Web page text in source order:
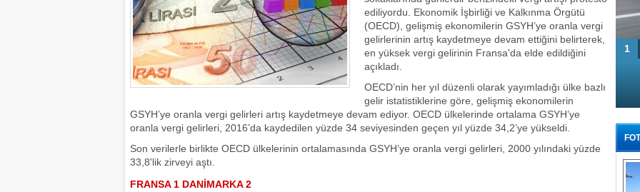
ediliyordu. Ekonomik İşbirliği ve Kalkınma Örgütü
(OECD), gelişmiş ekonomilerin GSYH’ye oranla vergi
gelirlerinin artış kaydetmeye devam ettiğini belirterek,
en yüksek vergi gelirinin Fransa'da elde edildiğini
açıkladı.
OECD’nin her yıl düzenli olarak yayımladığı ülke bazlı
gelir istatistiklerine göre, gelişmiş ekonomilerin
GSYH’ye oranla vergi gelirleri artış kaydetmeye devam ediyor. OECD ülkelerinde ortalama GSYH’ye
oranla vergi gelirleri, 2016’da kaydedilen yüzde 34 seviyesinden geçen yıl yüzde 34,2’ye yükseldi.
Son verilerle birlikte OECD ülkelerinin ortalamasında GSYH’ye oranla vergi gelirleri, 2000 yılındaki yüzde
33,8'lik zirveyi aştı.
FRANSA 1 DANİMARKA 2
1